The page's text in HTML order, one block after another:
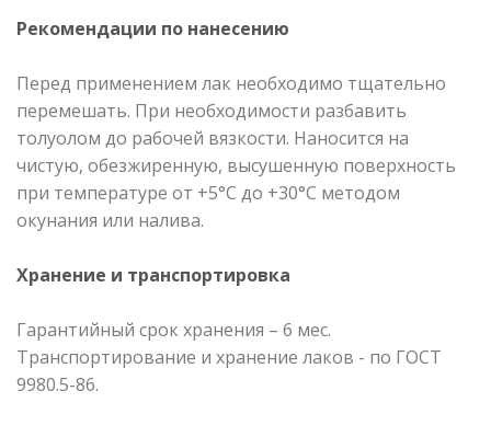
Рекомендации по нанесению
Перед применением лак необходимо тщательно
перемешать. При необходимости разбавить
толуолом до рабочей вязкости. Наносится на
чистую, обезжиренную, высушенную поверхность
при температуре от +5°С до +30°С методом
окунания или налива.
Хранение и транспортировка
Гарантийный срок хранения – 6 мес.
Транспортирование и хранение лаков - по ГОСТ
9980.5-86.